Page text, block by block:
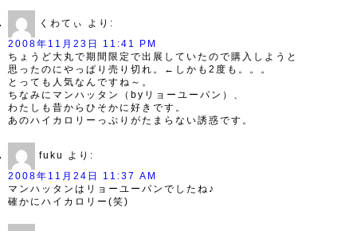
くわてぃ
より:
2008年11月23日 11:41 PM
ちょうど大丸で期間限定で出展していたので購入しようと
思ったのにやっぱり売り切れ。←しかも2度も。。。
とっても人気なんですね～。
ちなみにマンハッタン（byリョーユーパン）、
わたしも昔からひそかに好きです。
あのハイカロリーっぷりがたまらない誘惑です。
fuku
より:
2008年11月24日 11:37 AM
マンハッタンはリョーユーパンでしたね♪
確かにハイカロリー(笑)